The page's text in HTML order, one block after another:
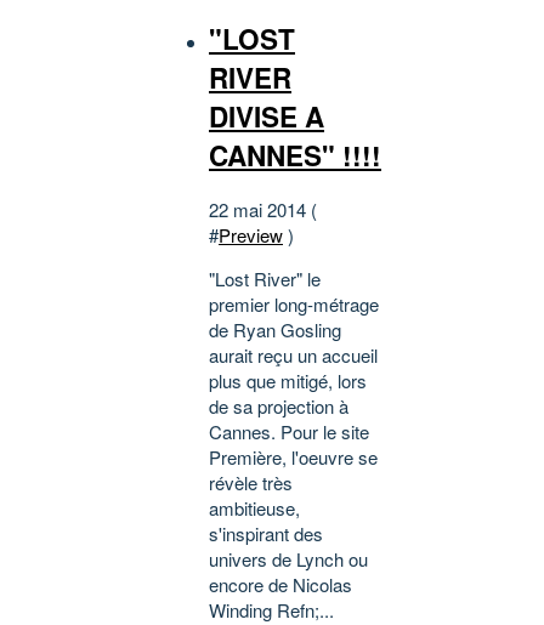
"LOST
RIVER
DIVISE A
CANNES" !!!!
22 mai 2014 (
#Preview)
"Lost River" le
premier long-métrage
de Ryan Gosling
aurait reçu un accueil
plus que mitigé, lors
de sa projection à
Cannes. Pour le site
Première, l'oeuvre se
révèle très
ambitieuse,
s'inspirant des
univers de Lynch ou
encore de Nicolas
Winding Refn;...